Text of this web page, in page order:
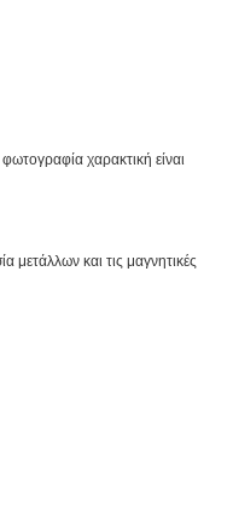
χαρακτική είναι
μετάλλων και τις μαγνητικές